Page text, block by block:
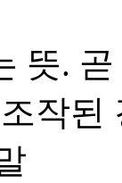
뜻.
작된